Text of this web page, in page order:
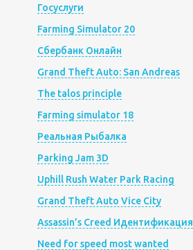
Госуслуги
Farming Simulator 20
Сбербанк Онлайн
Grand Theft Auto: San Andreas
The talos principle
Farming simulator 18
Реальная Рыбалка
Parking Jam 3D
Uphill Rush Water Park Racing
Grand Theft Auto Vice City
Assassin’s Creed Идентификация
Need for speed most wanted